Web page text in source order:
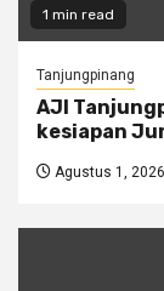
1 min read
Tanjungpinang
AJI
kesiapan
Agustus 1, 2026